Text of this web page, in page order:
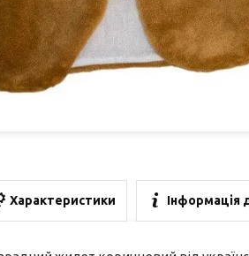
Характеристики Інформація